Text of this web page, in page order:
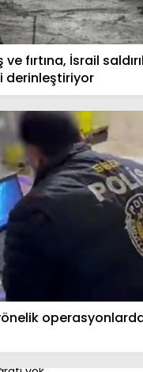
ve fırtına, İsrail
derinleştiriyor